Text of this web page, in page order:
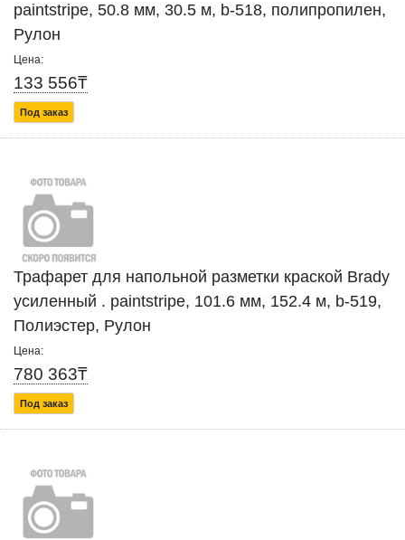
paintstripe, 50.8 мм, 30.5 м, b-518, полипропилен,
Рулон
Цена:
133 556₸
Под заказ
Трафарет для напольной разметки краской Brady
усиленный . paintstripe, 101.6 мм, 152.4 м, b-519,
Полиэстер, Рулон
Цена:
780 363₸
Под заказ